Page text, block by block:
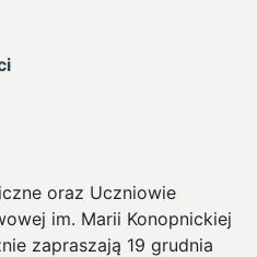
oraz Uczniowie
im. Marii Konopnickiej
zapraszają 19 grudnia